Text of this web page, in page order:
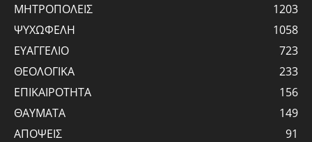
ΜΗΤΡΟΠΟΛΕΙΣ
1203
ΨΥΧΩΦΕΛΗ
1058
ΕΥΑΓΓΕΛΙΟ
723
ΘΕΟΛΟΓΙΚΑ
233
ΕΠΙΚΑΙΡΟΤΗΤΑ
156
ΘΑΥΜΑΤΑ
149
ΑΠΟΨΕΙΣ
91